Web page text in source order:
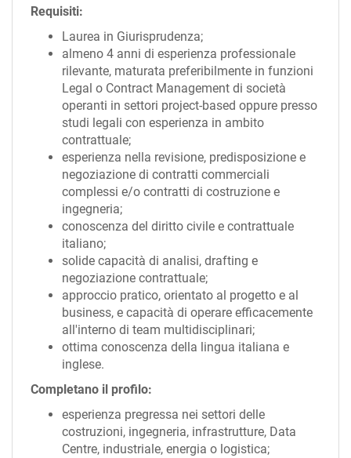
Requisiti:
Laurea in Giurisprudenza;
almeno 4 anni di esperienza professionale
rilevante, maturata preferibilmente in funzioni
Legal o Contract Management di società
operanti in settori project-based oppure presso
studi legali con esperienza in ambito
contrattuale;
esperienza nella revisione, predisposizione e
negoziazione di contratti commerciali
complessi e/o contratti di costruzione e
ingegneria;
conoscenza del diritto civile e contrattuale
italiano;
solide capacità di analisi, drafting e
negoziazione contrattuale;
approccio pratico, orientato al progetto e al
business, e capacità di operare efficacemente
all'interno di team multidisciplinari;
ottima conoscenza della lingua italiana e
inglese.
Completano il profilo:
esperienza pregressa nei settori delle
costruzioni, ingegneria, infrastrutture, Data
Centre, industriale, energia o logistica;